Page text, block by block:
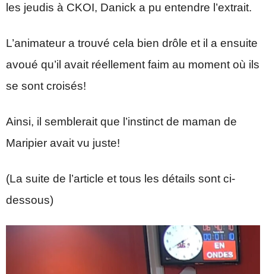
les jeudis à CKOI, Danick a pu entendre l’extrait.
L’animateur a trouvé cela bien drôle et il a ensuite
avoué qu’il avait réellement faim au moment où ils
se sont croisés!
Ainsi, il semblerait que l’instinct de maman de
Maripier avait vu juste!
(La suite de l’article et tous les détails sont ci-
dessous)